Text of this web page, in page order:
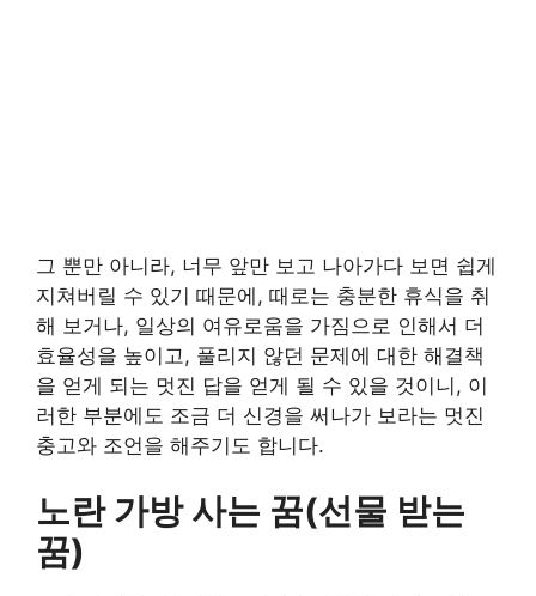
그 뿐만 아니라, 너무 앞만 보고 나아가다 보면 쉽게
지쳐버릴 수 있기 때문에, 때로는 충분한 휴식을 취
해 보거나, 일상의 여유로움을 가짐으로 인해서 더
효율성을 높이고, 풀리지 않던 문제에 대한 해결책
을 얻게 되는 멋진 답을 얻게 될 수 있을 것이니, 이
러한 부분에도 조금 더 신경을 써나가 보라는 멋진
충고와 조언을 해주기도 합니다.
노란 가방 사는 꿈(선물 받는
꿈)